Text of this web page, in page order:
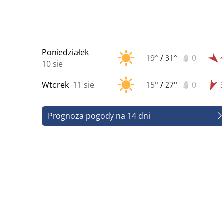
Poniedziałek
10 sie
19° /31° 0
Wtorek 11 sie 15° /27° 0
Prognoza pogody na 14 dni